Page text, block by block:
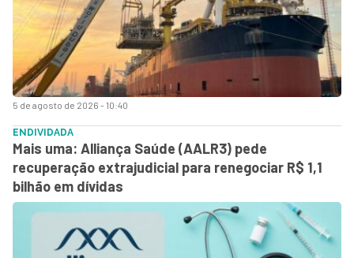
5 de agosto de 2026 - 10:40
ENDIVIDADA
Mais uma: Alliança Saúde (AALR3) pede
recuperação extrajudicial para renegociar R$ 1,1
bilhão em dívidas